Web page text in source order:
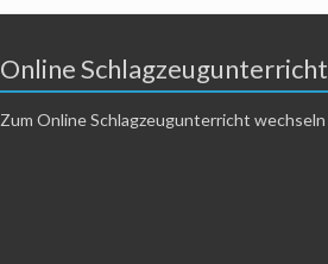
Online Schlagzeugunterricht
Zum Online Schlagzeugunterricht wechseln